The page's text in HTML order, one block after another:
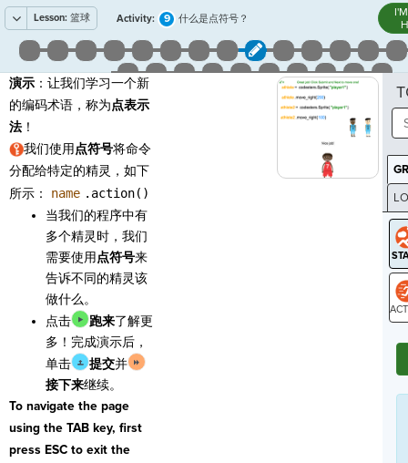
Lesson: 篮球 Activity: 9 什么是点符号？
演示 ：让我们学习一个新
的编码术语，称为点表示
法 ！
我们使用点符号将命令
分配给特定的精灵，如下
所示： name .action()
当我们的程序中有
多个精灵时，我们
需要使用点符号来
告诉不同的精灵该
做什么。
点击
跑来了解更
多！完成演示后，
单击
提交并
接下来继续。
To navigate the page
using the TAB key, first
press ESC to exit the